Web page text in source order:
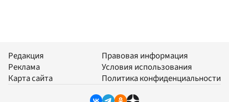
Редакция
Реклама
Карта сайта
Правовая информация
Условия использования
Политика конфиденциальности